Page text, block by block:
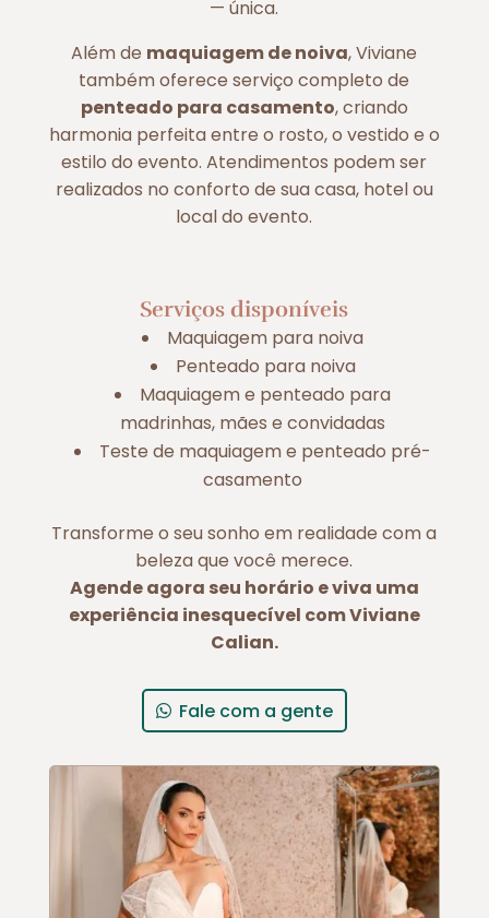
— única.
Além de maquiagem de noiva, Viviane
também oferece serviço completo de
penteado para casamento, criando
harmonia perfeita entre o rosto, o vestido e o
estilo do evento. Atendimentos podem ser
realizados no conforto de sua casa, hotel ou
local do evento.
Serviços disponíveis
Maquiagem para noiva
Penteado para noiva
Maquiagem e penteado para
madrinhas, mães e convidadas
Teste de maquiagem e penteado pré-
casamento
Transforme o seu sonho em realidade com a
beleza que você merece.
Agende agora seu horário e viva uma
experiência inesquecível com Viviane
Calian.
Fale com a gente